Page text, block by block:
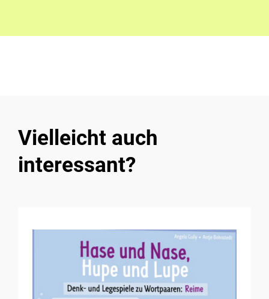
Vielleicht auch
interessant?